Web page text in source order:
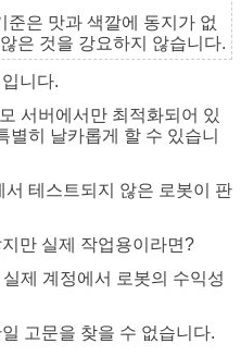
은 맛과 색깔에 동지가 없
은 것을 강요하지 않습니다.
니다.
서버에서만 최적화되어 있
별히 날카롭게 할 수 있습니
테스트되지 않은 로봇이 판
만 실제 작업용이라면?
제 계정에서 로봇의 수익성
고문을 찾을 수 없습니다.